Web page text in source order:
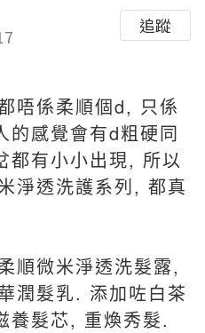
追蹤
唔係柔順個d, 只係
的感覺會有d粗硬同
都有小小出現, 所以
淨透洗護系列, 都真
順微米淨透洗髮露,
潤髮乳. 添加咗白茶
養髮芯, 重煥秀髮.